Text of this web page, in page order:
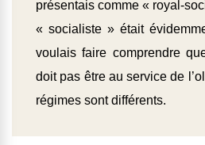
présentais comme « royal-
« socialiste » était
voulais faire comprendre
doit pas être au service de
régimes sont différents.